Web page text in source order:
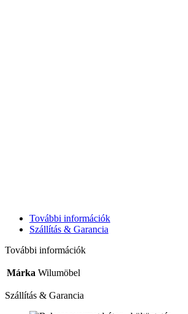
További információk
Szállítás & Garancia
További információk
Márka Wilumöbel
Szállítás & Garancia